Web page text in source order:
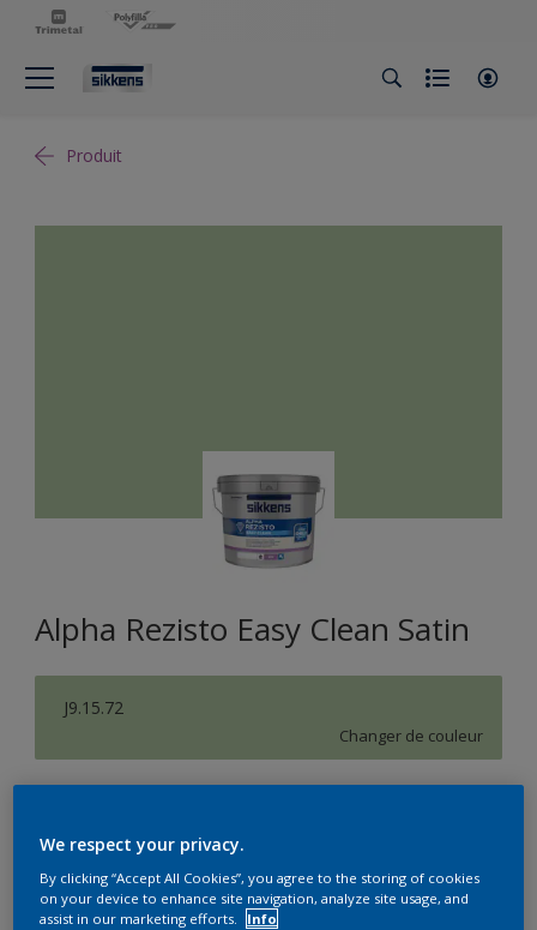
Produit
Alpha Rezisto Easy Clean Satin
J9.15.72
Changer de couleur
1L
Quantité Calculateur de peinture
We respect your privacy.
By clicking “Accept All Cookies”, you agree to the storing of cookies
on your device to enhance site navigation, analyze site usage, and
assist in our marketing efforts.
Info